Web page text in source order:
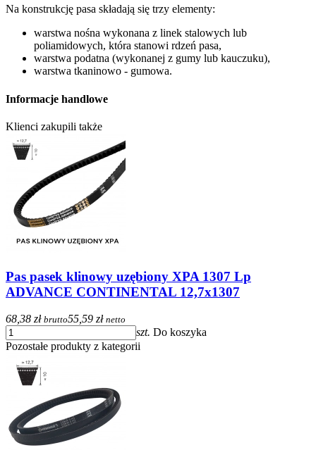
Na konstrukcję pasa składają się trzy elementy:
warstwa nośna wykonana z linek stalowych lub
poliamidowych, która stanowi rdzeń pasa,
warstwa podatna (wykonanej z gumy lub kauczuku),
warstwa tkaninowo - gumowa.
Informacje handlowe
Klienci zakupili także
Pas pasek klinowy uzębiony XPA 1307 Lp
ADVANCE CONTINENTAL 12,7x1307
68,38 zł brutto55,59 zł netto
szt. Do koszyka
Pozostałe produkty z kategorii